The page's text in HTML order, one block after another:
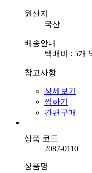
원산지
국산
배송안내
택배비 : 5개
참고사항
상세보기
찜하기
간편구매
상품 코드
2087-0110
상품명